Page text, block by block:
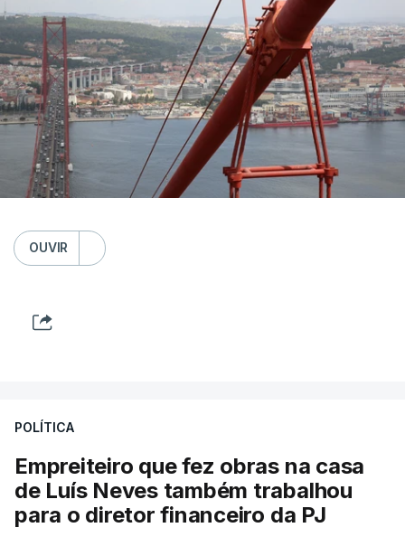
OUVIR
POLÍTICA
Empreiteiro que fez obras na casa
de Luís Neves também trabalhou
para o diretor financeiro da PJ